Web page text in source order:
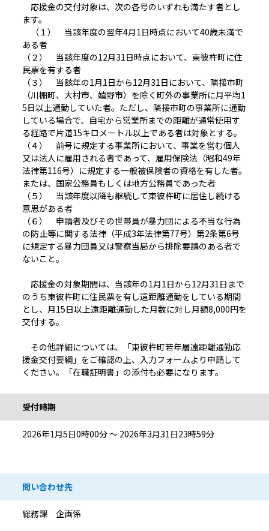
応援金の交付対象は、次の各号のいずれも満たす者とし
ます。
（１） 当該年度の翌年4月1日時点において40歳未満で
ある者
（２） 当該年度の12月31日時点において、東彼杵町に住
民票を有する者
（３） 当該年の1月1日から12月31日において、隣接市町
（川棚町、大村市、嬉野市）を除く町外の事業所に月平均1
5日以上通勤していた者。ただし、隣接市町の事業所に通勤
している場合で、自宅から営業所までの距離が通常使用す
る経路で片道15キロメートル以上である者は対象とする。
（４） 前号に規定する事業所において、事業を営む個人
又は法人に雇用される者であって、雇用保険法（昭和49年
法律第116号）に規定する一般被保険者の資格を有した者。
または、国家公務員もしくは地方公務員であった者
（５） 当該年度以降も継続して東彼杵町に居住し続ける
意思がある者
（６） 申請者及びその世帯員が暴力団による不当な行為
の防止等に関する法律（平成3年法律第77号）第2条第6号
に規定する暴力団員又は警察当局から排除要請のある者で
ないこと。
応援金の対象期間は、当該年の1月1日から12月31日まで
のうち東彼杵町に住民票を有し遠距離通勤をしている期間
とし、月15日以上遠距離通勤した月数に対し月額8,000円を
交付する。
その他詳細については、「東彼杵町若年層遠距離通勤応
援金交付要綱」をご確認の上、入力フォームより申請して
ください。「在職証明書」の添付も必要になります。
受付時期
2026年1月5日0時00分 ～ 2026年3月31日23時59分
問い合わせ先
総務課 企画係